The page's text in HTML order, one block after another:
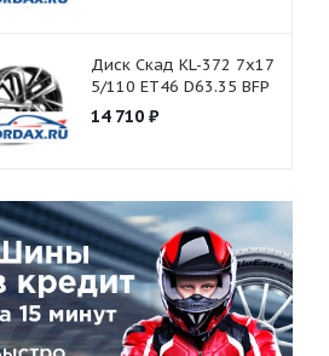
Диск Скад KL-372 7x17
5/110 ET46 D63.35 BFP
14 710₽